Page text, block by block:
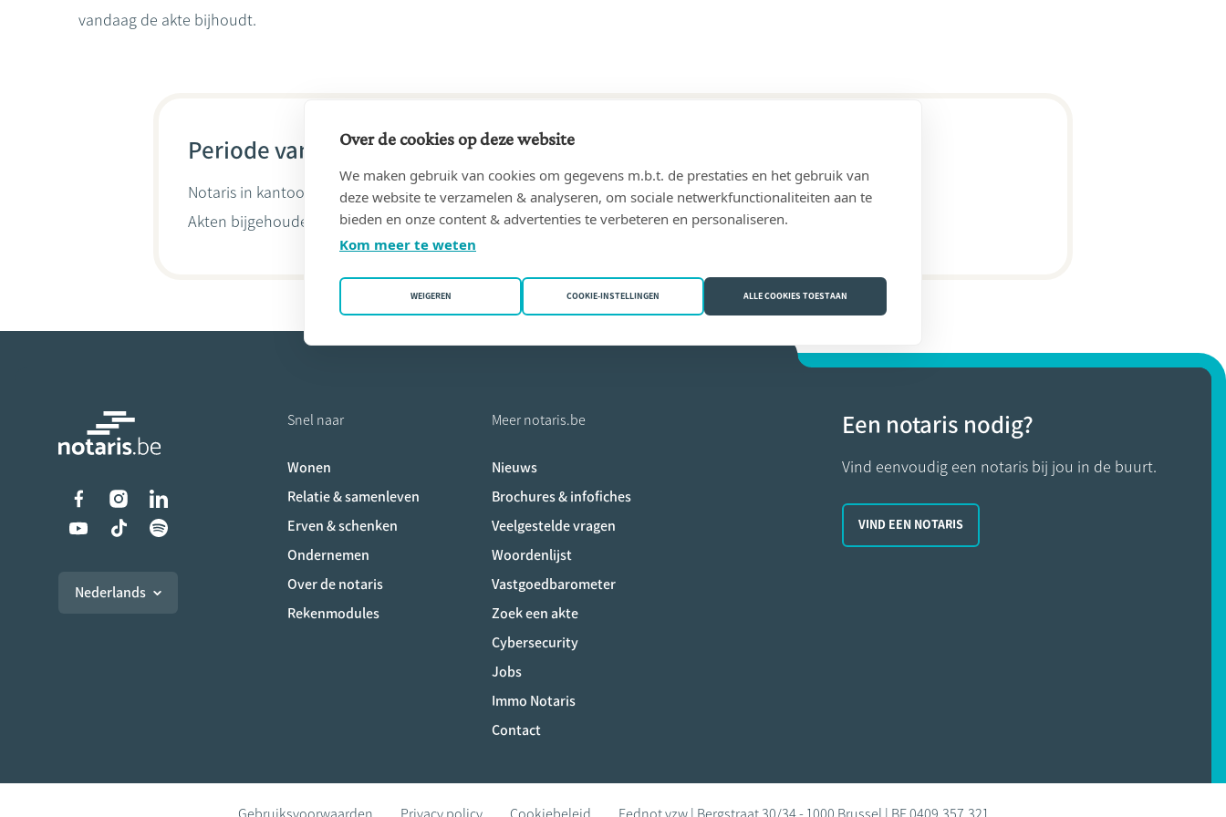
vandaag de akte bijhoudt.
Periode van 24/12/1990 tot 02/12/2010
Notaris in kantoor Vander BORGHT, Pierre-Paul(1030 Schaarbeek)
Akten bijgehouden doorNicolas van Raemdonck
Liens vers les réseaux sociaux
Nederlands
Snel naar
Wonen
Relatie & samenleven
Erven & schenken
Ondernemen
Over de notaris
Rekenmodules
Meer notaris.be
Nieuws
Brochures & infofiches
Veelgestelde vragen
Woordenlijst
Vastgoedbarometer
Zoek een akte
Cybersecurity
Jobs
Immo Notaris
Contact
Een notaris nodig?
Vind eenvoudig een notaris bij jou in de buurt.
VIND EEN NOTARIS
Over de cookies op deze website
We maken gebruik van cookies om gegevens m.b.t. de prestaties en het gebruik van
deze website te verzamelen & analyseren, om sociale netwerkfunctionaliteiten aan te
bieden en onze content & advertenties te verbeteren en personaliseren.
Kom meer te weten
WEIGEREN COOKIE-INSTELLINGEN ALLE COOKIES TOESTAAN